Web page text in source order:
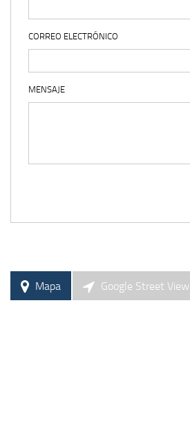
CORREO ELECTRÓNICO
MENSAJE
Mapa Google Street View